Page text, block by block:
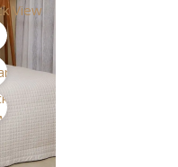
View